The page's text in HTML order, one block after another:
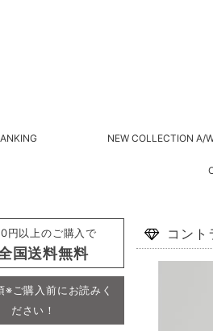
NEW COLLECTION A/
円以上のご購入で
国送料無料
※ご購入前にお読みく
ださい！
コント